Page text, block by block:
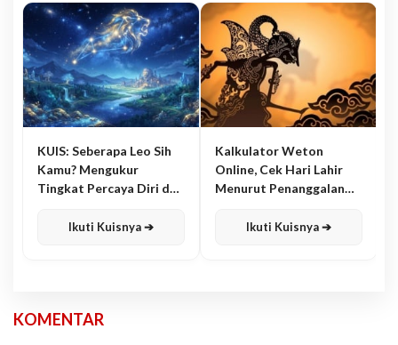
KUIS: Seberapa Leo Sih
Kamu? Mengukur
Tingkat Percaya Diri dan
Ikuti Kuisnya ➔
Kalkulator Weton
Online, Cek Hari Lahir
Menurut Penanggalan
Ikuti Kuisnya ➔
KOMENTAR